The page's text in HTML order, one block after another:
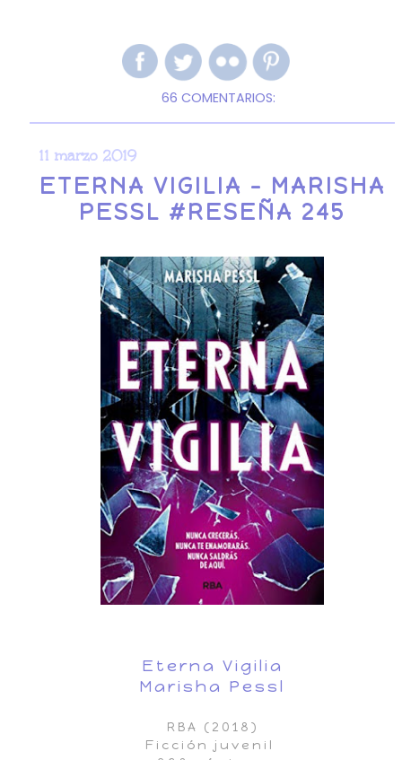
66 COMENTARIOS:
11 marzo 2019
ETERNA VIGILIA - MARISHA
PESSL #RESEÑA 245
Eterna Vigilia
Marisha Pessl
RBA (2018)
Ficción juvenil